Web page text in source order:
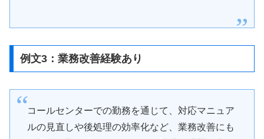
例文3：業務改善経験あり
コールセンターでの勤務を通じて、対応マニュア
ルの見直しや後処理の効率化など、業務改善にも